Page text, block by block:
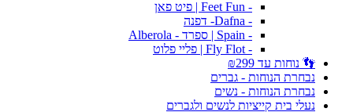
- Feet Fun | פיט פאן
- Dafna- דפנה
- Spain | ספרד - Alberola
- Fly Flot | פליי פלוט
👣 נוחות עד ₪299
נבחרת הנוחות - גברים
נבחרת הנוחות - נשים
נעלי בית קייציות לנשים ולגברים